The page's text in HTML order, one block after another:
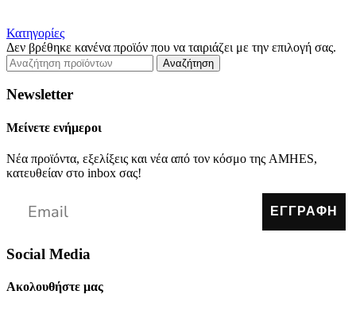
Κατηγορίες
Δεν βρέθηκε κανένα προϊόν που να ταιριάζει με την επιλογή σας.
Αναζήτηση
Newsletter
Μείνετε ενήμεροι
Νέα προϊόντα, εξελίξεις και νέα από τον κόσμο της AMHES,
κατευθείαν στο inbox σας!
ΕΓΓΡΑΦΗ
Social Media
Ακολουθήστε μας